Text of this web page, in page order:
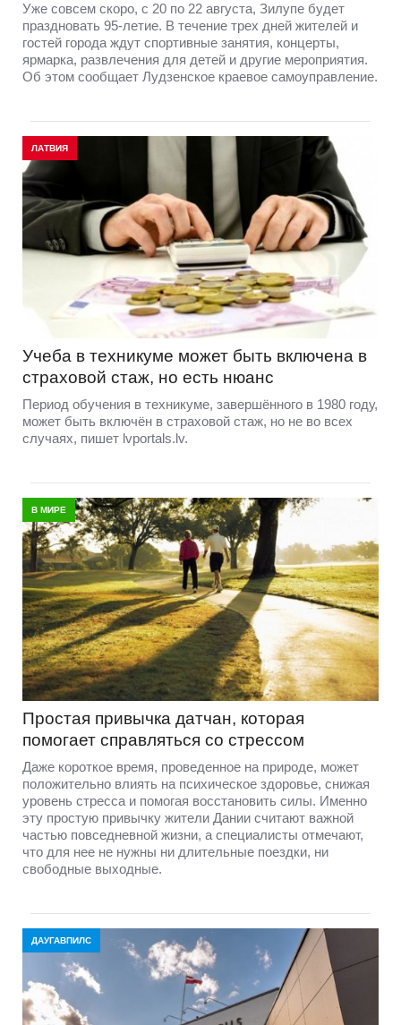
Уже совсем скоро, с 20 по 22 августа, Зилупе будет
праздновать 95-летие. В течение трех дней жителей и
гостей города ждут спортивные занятия, концерты,
ярмарка, развлечения для детей и другие мероприятия.
Об этом сообщает Лудзенское краевое самоуправление.
ЛАТВИЯ
Учеба в техникуме может быть включена в
страховой стаж, но есть нюанс
Период обучения в техникуме, завершённого в 1980 году,
может быть включён в страховой стаж, но не во всех
случаях, пишет lvportals.lv.
В МИРЕ
Простая привычка датчан, которая
помогает справляться со стрессом
Даже короткое время, проведенное на природе, может
положительно влиять на психическое здоровье, снижая
уровень стресса и помогая восстановить силы. Именно
эту простую привычку жители Дании считают важной
частью повседневной жизни, а специалисты отмечают,
что для нее не нужны ни длительные поездки, ни
свободные выходные.
ДАУГАВПИЛС